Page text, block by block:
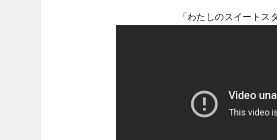
「わたしのスイートス